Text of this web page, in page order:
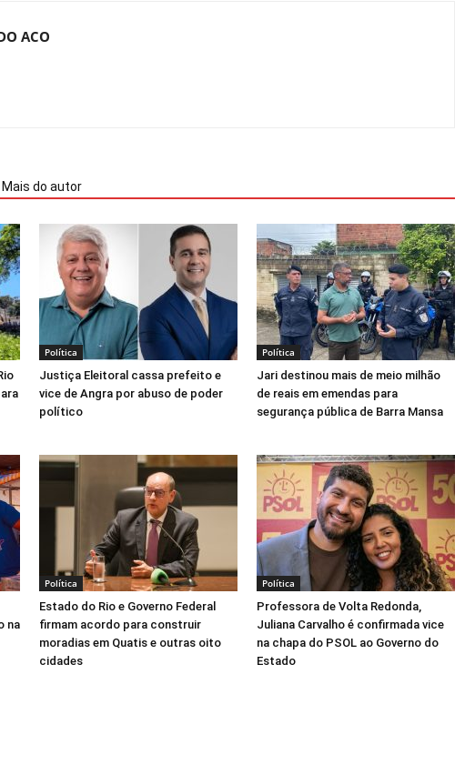
ACO
Mais do autor
Política
Justiça Eleitoral cassa prefeito e
vice de Angra por abuso de poder
político
Política
Jari destinou mais de meio milhão
de reais em emendas para
segurança pública de Barra Mansa
na
Política
Estado do Rio e Governo Federal
firmam acordo para construir
moradias em Quatis e outras oito
cidades
Política
Professora de Volta Redonda,
Juliana Carvalho é confirmada vice
na chapa do PSOL ao Governo do
Estado